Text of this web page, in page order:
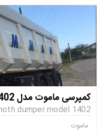
کمپرسی ماموت مدل 1402 کد STCO-MA-0035
dumper model 1402
ماموت